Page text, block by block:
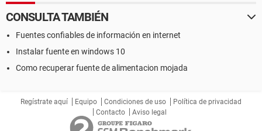
CONSULTA TAMBIÉN
Fuentes confiables de información en internet
Instalar fuente en windows 10
Como recuperar fuente de alimentacion mojada
Regístrate aquí Equipo Condiciones de uso
Política de privacidad
Contacto
Aviso legal